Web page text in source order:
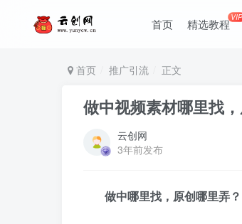
首页 精选教程VIP
首页 推广引流 正文
做中视频素材哪里找
云创网
3年前发布
做中哪里找，原创哪里弄？